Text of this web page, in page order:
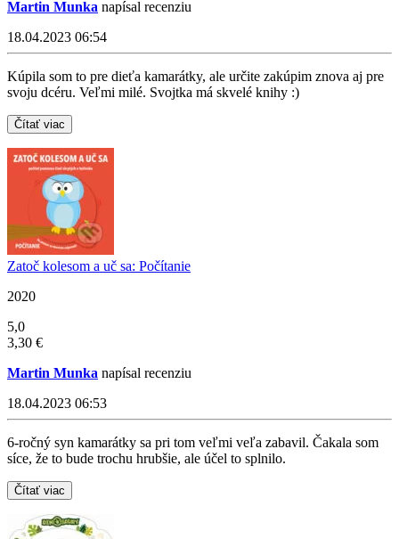
Martin Munka napísal recenziu
18.04.2023 06:54
Kúpila som to pre dieťa kamarátky, ale určite zakúpim znova aj pre
svoju dcéru. Veľmi milé. Svojtka má skvelé knihy :)
Čítať viac
Zatoč kolesom a uč sa: Počítanie
2020
5,0
3,30 €
Martin Munka napísal recenziu
18.04.2023 06:53
6-ročný syn kamarátky sa pri tom veľmi veľa zabavil. Čakala som
síce, že to bude trochu hrubšie, ale účel to splnilo.
Čítať viac